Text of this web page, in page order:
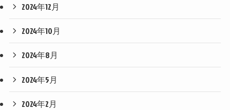
2024年12月
2024年10月
2024年8月
2024年5月
2024年2月